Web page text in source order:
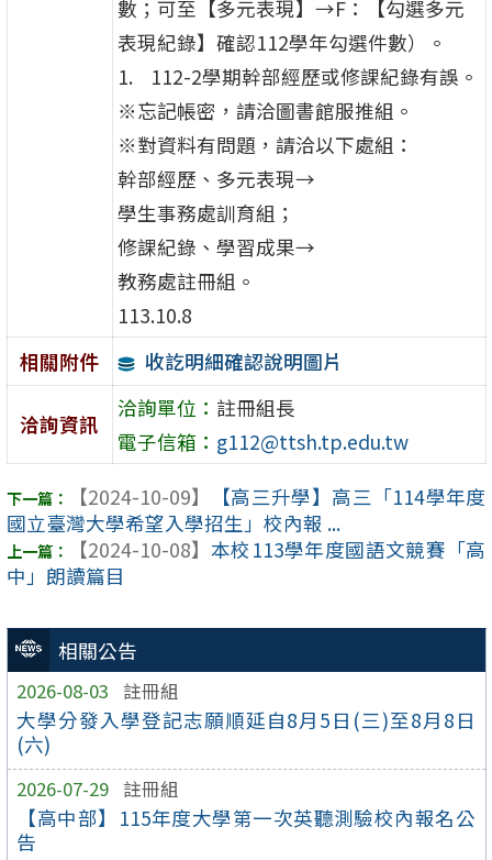
相關公告
2026-08-03 註冊組
大學分發入學登記志願順延自8月5日(三)至8月8日
(六)
2026-07-29 註冊組
【高中部】115年度大學第一次英聽測驗校內報名公
告
數；可至【多元表現】→F：【勾選多元
表現紀錄】確認112學年勾選件數）。
112-2學期幹部經歷或修課紀錄有誤。
※忘記帳密，請洽圖書館服推組。
※對資料有問題，請洽以下處組：
幹部經歷、多元表現→
學生事務處訓育組；
修課紀錄、學習成果→
教務處註冊組。
113.10.8
相關附件
收訖明細確認說明圖片
洽詢資訊
洽詢單位： 註冊組長
電子信箱： g112@ttsh.tp.edu.tw
【2024-10-09】
【高三升學】高三「114學年度
國立臺灣大學希望入學招生」校內報 ...
【2024-10-08】 本校113學年度國語文競賽「高
中」朗讀篇目